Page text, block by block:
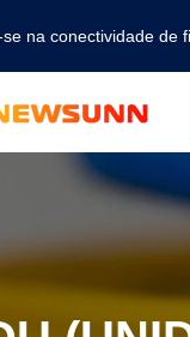
na conectividade de